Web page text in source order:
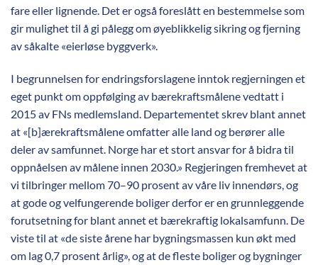
fare eller lignende. Det er også foreslått en bestemmelse som
gir mulighet til å gi pålegg om øyeblikkelig sikring og fjerning
av såkalte «eierløse byggverk».
I begrunnelsen for endringsforslagene inntok regjerningen et
eget punkt om oppfølging av bærekraftsmålene vedtatt i
2015 av FNs medlemsland. Departementet skrev blant annet
at «[b]ærekraftsmålene omfatter alle land og berører alle
deler av samfunnet. Norge har et stort ansvar for å bidra til
oppnåelsen av målene innen 2030.» Regjeringen fremhevet at
vi tilbringer mellom 70–90 prosent av våre liv innendørs, og
at gode og velfungerende boliger derfor er en grunnleggende
forutsetning for blant annet et bærekraftig lokalsamfunn. De
viste til at «de siste årene har bygningsmassen kun økt med
om lag 0,7 prosent årlig», og at de fleste boliger og bygninger